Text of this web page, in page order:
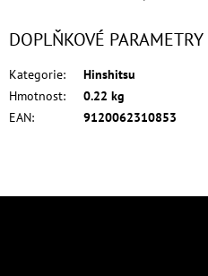
DOPLŇKOVÉ PARAMETRY
Kategorie:
Hinshitsu
Hmotnost:
0.22 kg
EAN: 9120062310853